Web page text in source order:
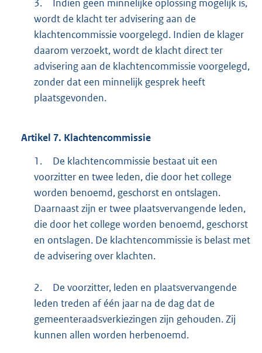
3.
Indien geen minnelijke oplossing mogelijk is,
wordt de klacht ter advisering aan de
klachtencommissie voorgelegd. Indien de klager
daarom verzoekt, wordt de klacht direct ter
advisering aan de klachtencommissie voorgelegd,
zonder dat een minnelijk gesprek heeft
plaatsgevonden.
Artikel 7. Klachtencommissie
1.
De klachtencommissie bestaat uit een
voorzitter en twee leden, die door het college
worden benoemd, geschorst en ontslagen.
Daarnaast zijn er twee plaatsvervangende leden,
die door het college worden benoemd, geschorst
en ontslagen. De klachtencommissie is belast met
de advisering over klachten.
2.
De voorzitter, leden en plaatsvervangende
leden treden af één jaar na de dag dat de
gemeenteraadsverkiezingen zijn gehouden. Zij
kunnen allen worden herbenoemd.